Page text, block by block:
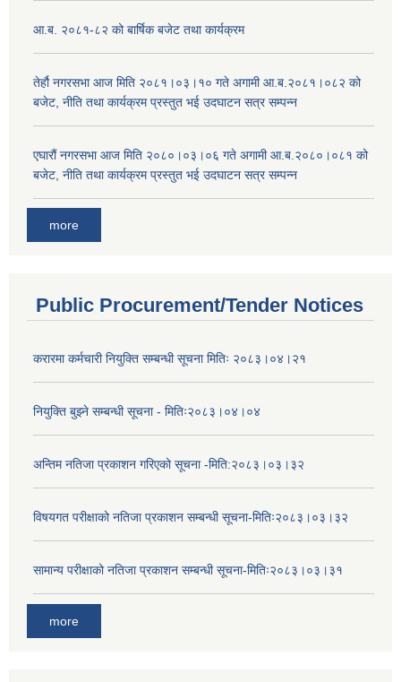
आ.ब. २०८१-८२ को बार्षिक बजेट तथा कार्यक्रम
तेर्हौ नगरसभा आज मिति २०८१।०३।१० गते अगामी आ.ब.२०८१।०८२ को
बजेट, नीति तथा कार्यक्रम प्रस्तुत भई उदघाटन सत्र सम्पन्न
एघारौं नगरसभा आज मिति २०८०।०३।०६ गते अगामी आ.ब.२०८०।०८१ को
बजेट, नीति तथा कार्यक्रम प्रस्तुत भई उदघाटन सत्र सम्पन्न
more
Public Procurement/Tender Notices
करारमा कर्मचारी नियुक्ति सम्बन्धी सूचना मितिः २०८३।०४।२१
नियुक्ति बुझ्ने सम्बन्धी सूचना - मितिः२०८३।०४।०४
अन्तिम नतिजा प्रकाशन गरिएको सूचना -मिति:२०८३।०३।३२
विषयगत परीक्षाको नतिजा प्रकाशन सम्बन्धी सूचना-मितिः२०८३।०३।३२
सामान्य परीक्षाको नतिजा प्रकाशन सम्बन्धी सूचना-मितिः२०८३।०३।३१
more